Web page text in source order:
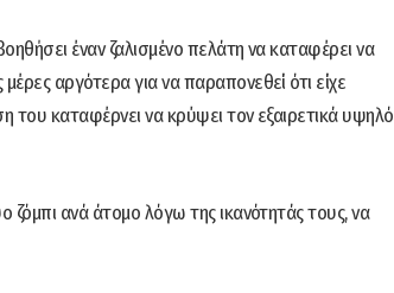
έναν ζαλισμένο πελάτη να καταφέρει να
αργότερα για να παραπονεθεί ότι είχε
του καταφέρνει να κρύψει τον εξαιρετικά υψηλό
ανά άτομο λόγω της ικανότητάς τους, να